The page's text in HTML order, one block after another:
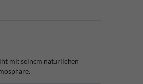
mit seinem natürlichen